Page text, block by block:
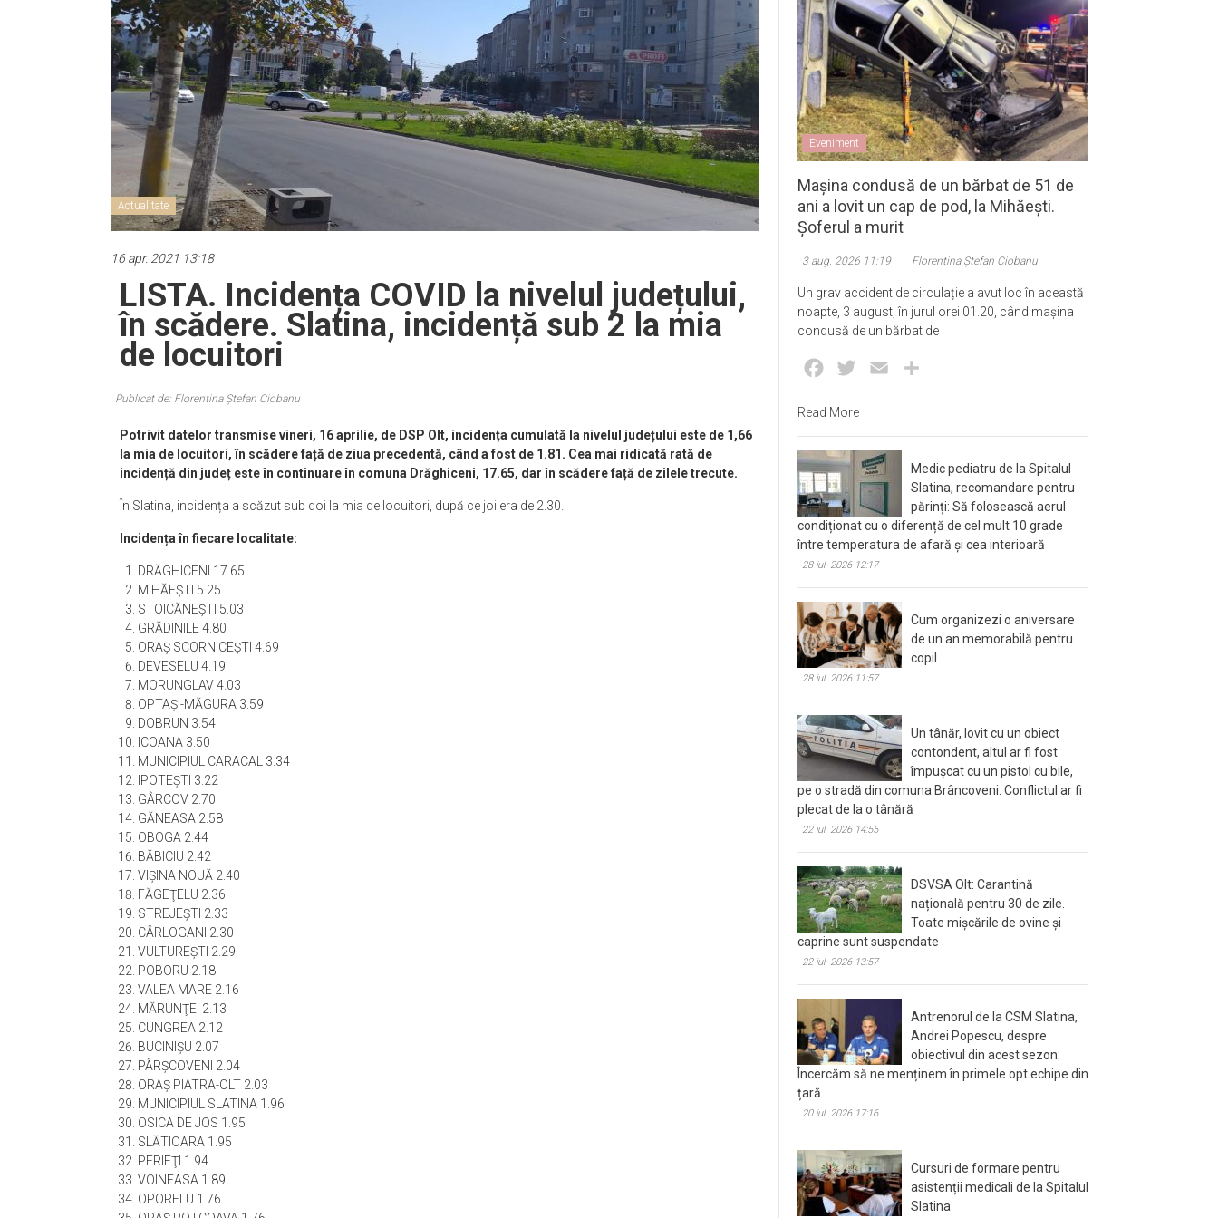
Actualitate
16 apr. 2021 13:18
LISTA. Incidența COVID la nivelul județului,
în scădere. Slatina, incidență sub 2 la mia
de locuitori
Publicat de: Florentina Ștefan Ciobanu
Potrivit datelor transmise vineri, 16 aprilie, de DSP Olt, incidența cumulată la nivelul județului este de 1,66
la mia de locuitori, în scădere față de ziua precedentă, când a fost de 1.81. Cea mai ridicată rată de
incidență din județ este în continuare în comuna Drăghiceni, 17.65, dar în scădere față de zilele trecute.
În Slatina, incidența a scăzut sub doi la mia de locuitori, după ce joi era de 2.30.
Incidența în fiecare localitate:
DRĂGHICENI 17.65
MIHĂEŞTI 5.25
STOICĂNEŞTI 5.03
GRĂDINILE 4.80
ORAŞ SCORNICEŞTI 4.69
DEVESELU 4.19
MORUNGLAV 4.03
OPTAŞI-MĂGURA 3.59
DOBRUN 3.54
ICOANA 3.50
MUNICIPIUL CARACAL 3.34
IPOTEŞTI 3.22
GÂRCOV 2.70
GĂNEASA 2.58
OBOGA 2.44
BĂBICIU 2.42
VIŞINA NOUĂ 2.40
FĂGEŢELU 2.36
STREJEŞTI 2.33
CÂRLOGANI 2.30
VULTUREŞTI 2.29
POBORU 2.18
VALEA MARE 2.16
MĂRUNŢEI 2.13
CUNGREA 2.12
BUCINIŞU 2.07
PÂRŞCOVENI 2.04
ORAŞ PIATRA-OLT 2.03
MUNICIPIUL SLATINA 1.96
OSICA DE JOS 1.95
SLĂTIOARA 1.95
PERIEŢI 1.94
VOINEASA 1.89
OPORELU 1.76
Eveniment
Mașina condusă de un bărbat de 51 de
ani a lovit un cap de pod, la Mihăești.
Șoferul a murit
3 aug. 2026 11:19 Florentina Ștefan Ciobanu
Un grav accident de circulație a avut loc în această
noapte, 3 august, în jurul orei 01.20, când mașina
condusă de un bărbat de
Facebook
Twitter Email
Read More
Medic pediatru de la Spitalul
Slatina, recomandare pentru
părinți: Să folosească aerul
condiționat cu o diferență de cel mult 10 grade
între temperatura de afară și cea interioară
28 iul. 2026 12:17
Cum organizezi o aniversare
de un an memorabilă pentru
copil
28 iul. 2026 11:57
Un tânăr, lovit cu un obiect
contondent, altul ar fi fost
împușcat cu un pistol cu bile,
pe o stradă din comuna Brâncoveni. Conflictul ar fi
plecat de la o tânără
22 iul. 2026 14:55
DSVSA Olt: Carantină
națională pentru 30 de zile.
Toate mișcările de ovine și
caprine sunt suspendate
22 iul. 2026 13:57
Antrenorul de la CSM Slatina,
Andrei Popescu, despre
obiectivul din acest sezon:
Încercăm să ne menținem în primele opt echipe din
țară
20 iul. 2026 17:16
Cursuri de formare pentru
asistenții medicali de la Spitalul
Slatina